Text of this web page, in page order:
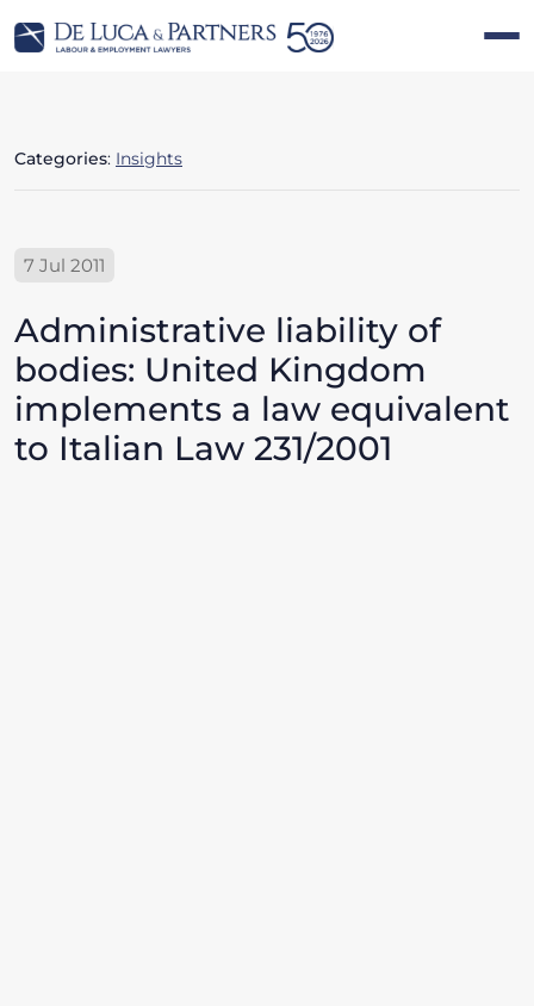
Categories: Insights
7 Jul 2011
Administrative liability of
bodies: United Kingdom
implements a law equivalent
to Italian Law 231/2001